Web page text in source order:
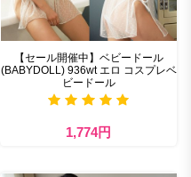
【セール開催中】ベビードール
(BABYDOLL) 936wt エロ コスプレベ
ビードール
1,774円